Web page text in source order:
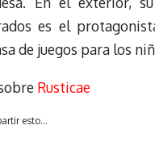
es el
de juegos para los
Rusticae
esto...